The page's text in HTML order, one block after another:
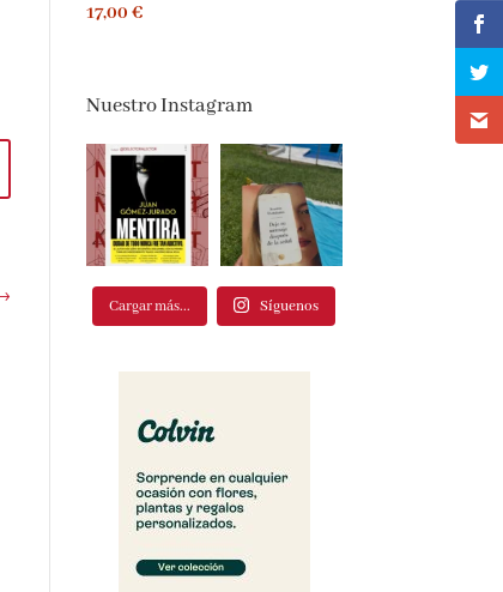
17,00 €
Nuestro Instagram
Cargar más... Síguenos